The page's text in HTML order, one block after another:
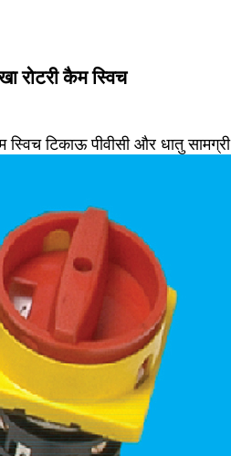
कैम स्विच
स्विच टिकाऊ पीवीसी और धातु